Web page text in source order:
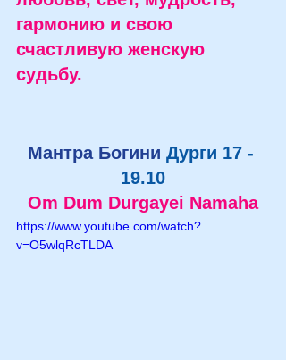
гармонию и свою
счастливую женскую
судьбу.
Мантра Богини Дурги 17 -
19.10
Om Dum Durgayei Namaha
https://www.youtube.com/watch?
v=O5wlqRcTLDA